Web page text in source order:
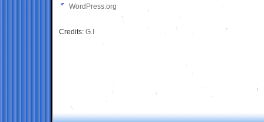
WordPress.org
Credits: G.I